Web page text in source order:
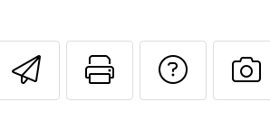
Enviar esta
Imprimir